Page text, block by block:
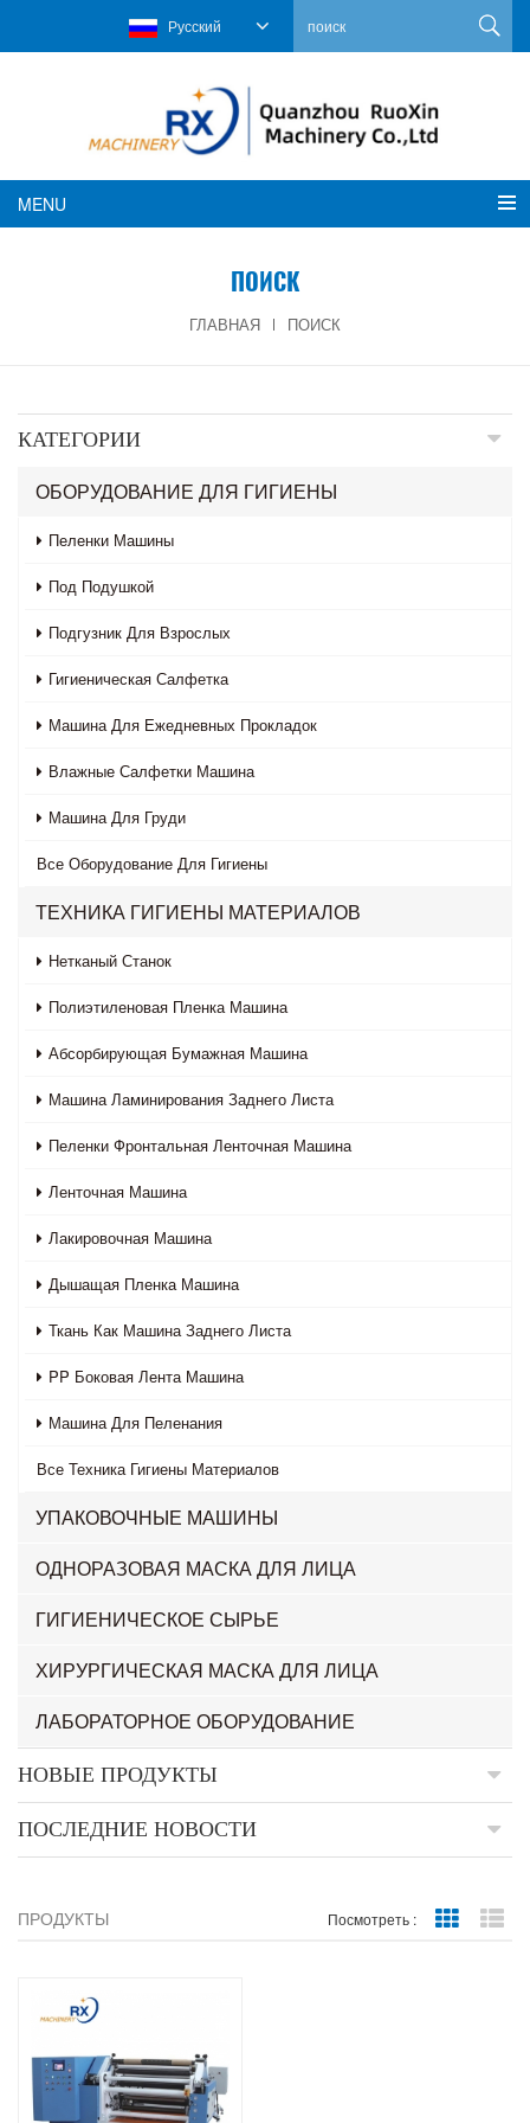
Русский
MENU
ПОИСК
ГЛАВНАЯ ПОИСК
КАТЕГОРИИ
ОБОРУДОВАНИЕ ДЛЯ ГИГИЕНЫ
Пеленки Машины
Под Подушкой
Подгузник Для Взрослых
Гигиеническая Салфетка
Машина Для Ежедневных Прокладок
Влажные Салфетки Машина
Машина Для Груди
Все Оборудование Для Гигиены
ТЕХНИКА ГИГИЕНЫ МАТЕРИАЛОВ
Нетканый Станок
Полиэтиленовая Пленка Машина
Абсорбирующая Бумажная Машина
Машина Ламинирования Заднего Листа
Пеленки Фронтальная Ленточная Машина
Ленточная Машина
Лакировочная Машина
Дышащая Пленка Машина
Ткань Как Машина Заднего Листа
PP Боковая Лента Машина
Машина Для Пеленания
Все Техника Гигиены Материалов
УПАКОВОЧНЫЕ МАШИНЫ
ОДНОРАЗОВАЯ МАСКА ДЛЯ ЛИЦА
ГИГИЕНИЧЕСКОЕ СЫРЬЕ
ХИРУРГИЧЕСКАЯ МАСКА ДЛЯ ЛИЦА
ЛАБОРАТОРНОЕ ОБОРУДОВАНИЕ
НОВЫЕ ПРОДУКТЫ
ПОСЛЕДНИЕ НОВОСТИ
ПРОДУКТЫ Посмотреть : Grid